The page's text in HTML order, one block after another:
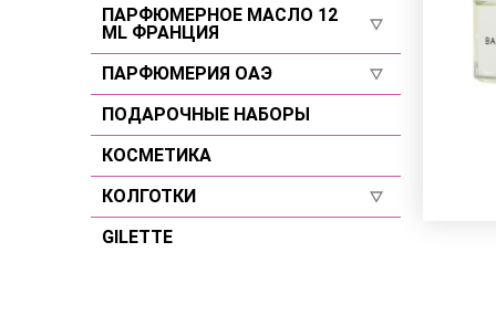
Для женщин
Для мужчин
Для женщин
Для мужчин
Селективы
ПАРФЮМЕРНОЕ МАСЛО 12
ML ФРАНЦИЯ
Для женщин
Для мужчин
Селективы
ПАРФЮМЕРИЯ ОАЭ
Для женщин
Для мужчин
Селективы
ПОДАРОЧНЫЕ НАБОРЫ
КОСМЕТИКА
КОЛГОТКИ
Размер 2
GILETTE